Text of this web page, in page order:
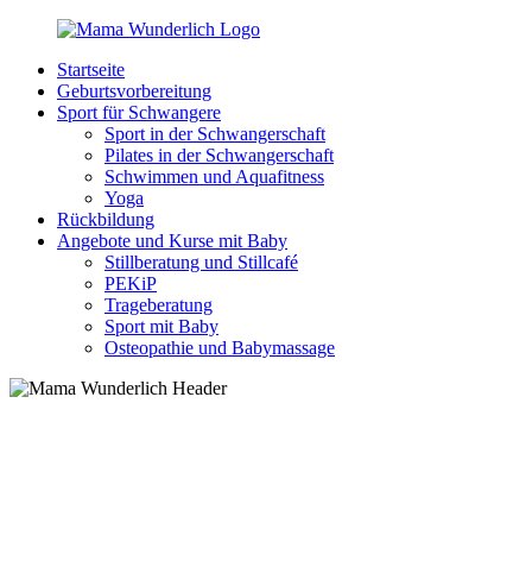
Zurück
Inhalt
MamaWunderlich.de
Mutti
sein
wunderbar!
Startseite
Geburtsvorbereitung
Sport für Schwangere
Sport in der Schwangerschaft
Pilates in der Schwangerschaft
Schwimmen und Aquafitness
Yoga
Rückbildung
Angebote und Kurse mit Baby
Stillberatung und Stillcafé
PEKiP
Trageberatung
Sport mit Baby
Osteopathie und Babymassage